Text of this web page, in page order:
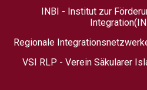
INBI - Institut zur
Regionale
VSI RLP - Verein Säkularer